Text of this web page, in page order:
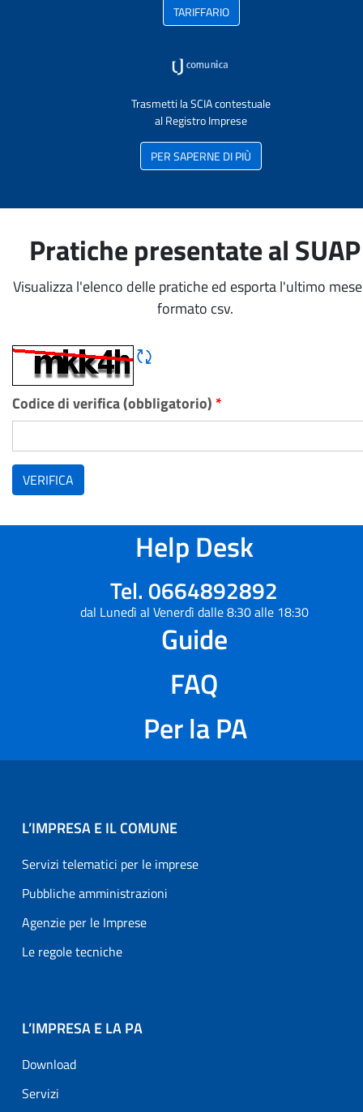
TARIFFARIO
Trasmetti la SCIA contestuale
al Registro Imprese
PER SAPERNE DI PIÙ
Pratiche presentate al SUAP
Visualizza l'elenco delle pratiche ed esporta l'ultimo
formato csv.
Rigene CAPTCHA
Codice di verifica (obbligatorio) *
VERIFICA
Help Desk
Tel. 0664892892
dal Lunedì al Venerdì dalle 8:30 alle 18:30
Guide
FAQ
Per la PA
L’IMPRESA E IL COMUNE
Servizi telematici per le imprese
Pubbliche amministrazioni
Agenzie per le Imprese
Le regole tecniche
L’IMPRESA E LA PA
Download
Servizi